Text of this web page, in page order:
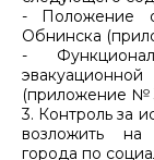
- Положение
Обнинска
-
(приложение №
3. Контроль за
возложить на
города по